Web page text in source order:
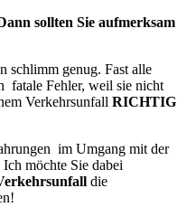
sollten Sie aufmerksam
schlimm genug. Fast alle
fatale Fehler, weil sie nicht
Verkehrsunfall RICHTIG
im Umgang mit der
möchte Sie dabei
die